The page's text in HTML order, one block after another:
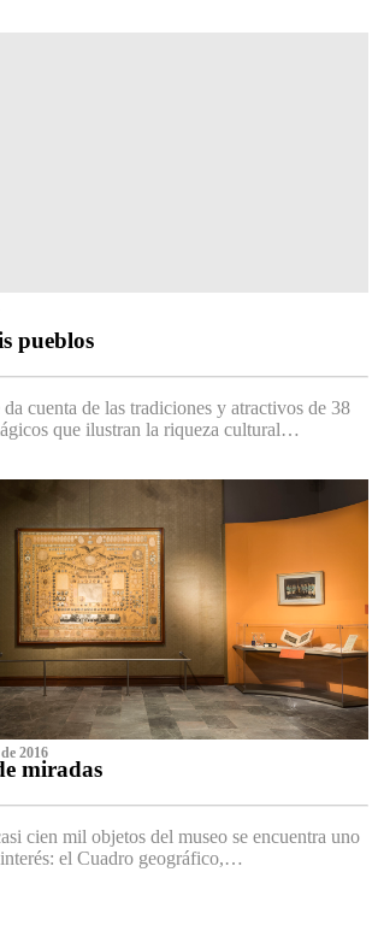
pueblos
cuenta de las tradiciones y atractivos de 38
que ilustran la riqueza cultural…
2016
miradas
cien mil objetos del museo se encuentra uno
el Cuadro geográfico,…